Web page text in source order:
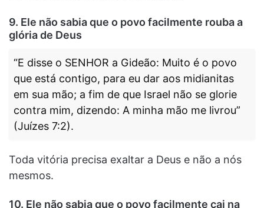
9. Ele não sabia que o povo facilmente rouba a
glória de Deus
“E disse o SENHOR a Gideão: Muito é o povo
que está contigo, para eu dar aos midianitas
em sua mão; a fim de que Israel não se glorie
contra mim, dizendo: A minha mão me livrou”
(Juízes 7:2).
Toda vitória precisa exaltar a Deus e não a nós
mesmos.
10. Ele não sabia que o povo facilmente cai na